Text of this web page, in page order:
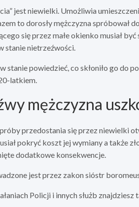
jest niewielki. Umożliwia
to dorosły mężczyzna spróbował
się przez małe okienko musiał
stanie nietrzeźwości.
stanie powiedzieć, co skłoniło go do
latkiem.
mężczyzna
przedostania się przez niewielki
pokryć koszt jej wymiany a także
dodatkowe konsekwencje.
jest przez zakon sióstr
Policji i innych służb znajdziesz